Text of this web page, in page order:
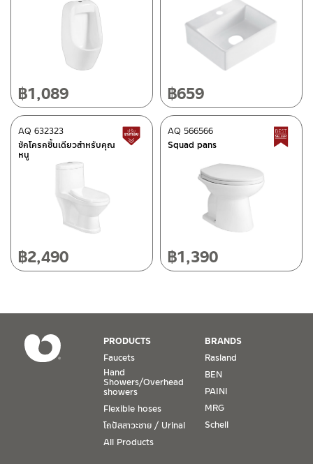
After Sales Service Center – Bangkok
662/61-62 Rama 3 Road, Bangpongpang, Yannawa,
Bangkok 10120
Tel: 02-358-0080 / 080-075-8668 / 091-545-0556
After Sales Service Center Chiangmai
118/33 Onsirin M.8, Sunpuloey, Doysaked, Chaingmai 50220
Monday – Friday 8:30-17:30 hrs.
Saturday 8:30-15:00 hrs.
Closed on Sunday and Special / Public Holidays
1. A proof of purchase, or seller’s receipt, shall be required
to validate product warranty which will be checked against
the date of purchase. In the absence of such proof of
purchase, no warranty claims can be made.
2. To be eligible for warranty claims, a product must be in
its proper working condition. If defects such as dents,
cracks, or impact breakage are evident, or its overall
@charnpaiboon.sales
ติดต่อ ชาญไพบูลย์ / Contact Us Click Here
฿1,089 ฿659
ชักโครกชิ้นเดียวสำหรับคุณ
หนู
AQ 632323 Lower price tag
฿2,490
Squad pans
AQ 566566
฿1,390
PRODUCTS
Faucets
Hand
Showers/Overhead
showers
Flexible hoses
โถปัสสาวะชาย / Urinal
All Products
BRANDS
Rasland
BEN
PAINI
MRG
Schell